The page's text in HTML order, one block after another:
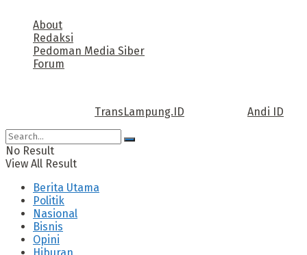
About
Redaksi
Pedoman Media Siber
Forum
TransLampung.ID Andi ID
No Result
View All Result
Berita Utama
Politik
Nasional
Bisnis
Opini